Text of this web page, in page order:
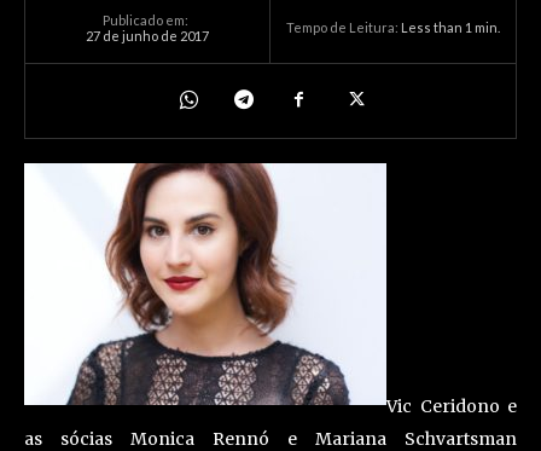
Publicado em:
27 de junho de 2017
Tempo de Leitura: Less than 1 min.
Vic Ceridono e
as sócias Monica Rennó e Mariana Schvartsman